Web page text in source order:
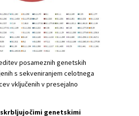
posameznih genetskih
s sekveniranjem celotnega
vključenih v presejalno
genetskimi